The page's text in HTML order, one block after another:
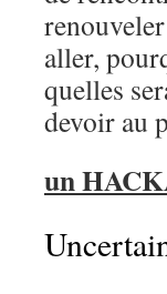
aller,
quelles
devoir au
un